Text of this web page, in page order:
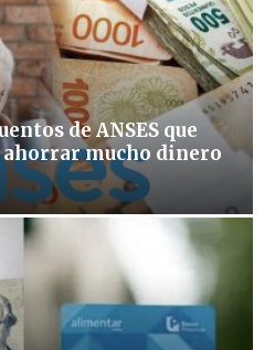
de ANSES que
ahorrar mucho dinero